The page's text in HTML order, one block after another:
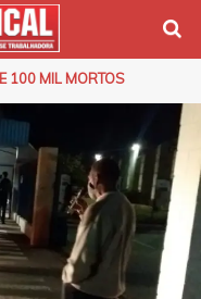
100 MIL MORTOS